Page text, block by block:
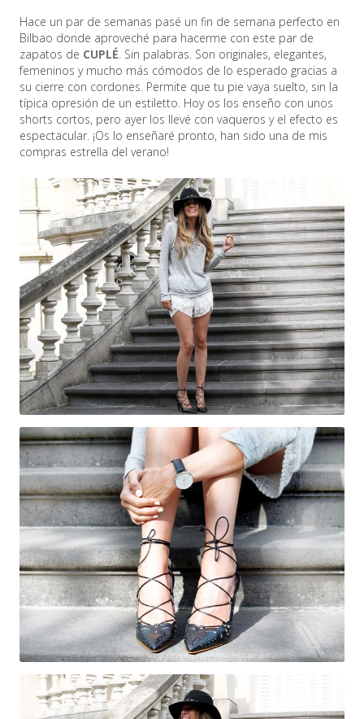
Hace un par de semanas pasé un fin de semana perfecto en
Bilbao donde aproveché para hacerme con este par de
zapatos de CUPLÉ . Sin palabras. Son originales, elegantes,
femeninos y mucho más cómodos de lo esperado gracias a
su cierre con cordones. Permite que tu pie vaya suelto, sin la
típica opresión de un estiletto. Hoy os los enseño con unos
shorts cortos, pero ayer los llevé con vaqueros y el efecto es
espectacular. ¡Os lo enseñaré pronto, han sido una de mis
compras estrella del verano!